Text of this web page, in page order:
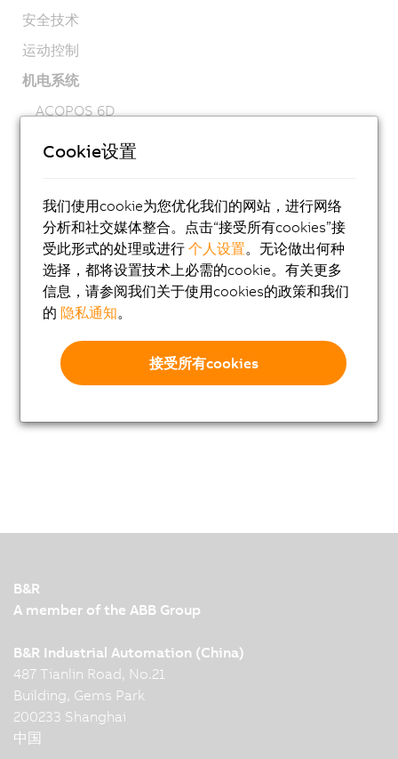
安全技术
运动控制
机电系统
ACOPOS 6D
ACOPOStrak
机器人技术
移动自动化
网络和现场总线模块
工业物联网
软件
过程控制系统
B&R
A member of the ABB Group
B&R Industrial Automation (China)
487 Tianlin Road, No.21
Building, Gems Park
200233 Shanghai
中国
Cookie设置
我们使用cookie为您优化我们的网站，进行网络
分析和社交媒体整合。点击“接受所有cookies”接
受此形式的处理或进行个人设置。无论做出何种
选择，都将设置技术上必需的cookie。有关更多
信息，请参阅我们关于使用cookies的政策和我们
的 隐私通知。
接受所有cookies